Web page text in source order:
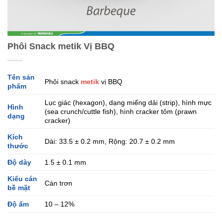
Phôi Snack metik Vị BBQ
Tên sản
phẩm
Phôi snack metik vị BBQ
Hình
dạng
Lục giác (hexagon), dạng miếng dải (strip), hình mực
(sea crunch/cuttle fish), hình cracker tôm (prawn
cracker)
Kích
thước
Dài: 33.5 ± 0.2 mm, Rộng: 20.7 ± 0.2 mm
Độ dày 1.5 ± 0.1 mm
Kiểu cán
bề mặt
Cán trơn
Độ ẩm 10 – 12%